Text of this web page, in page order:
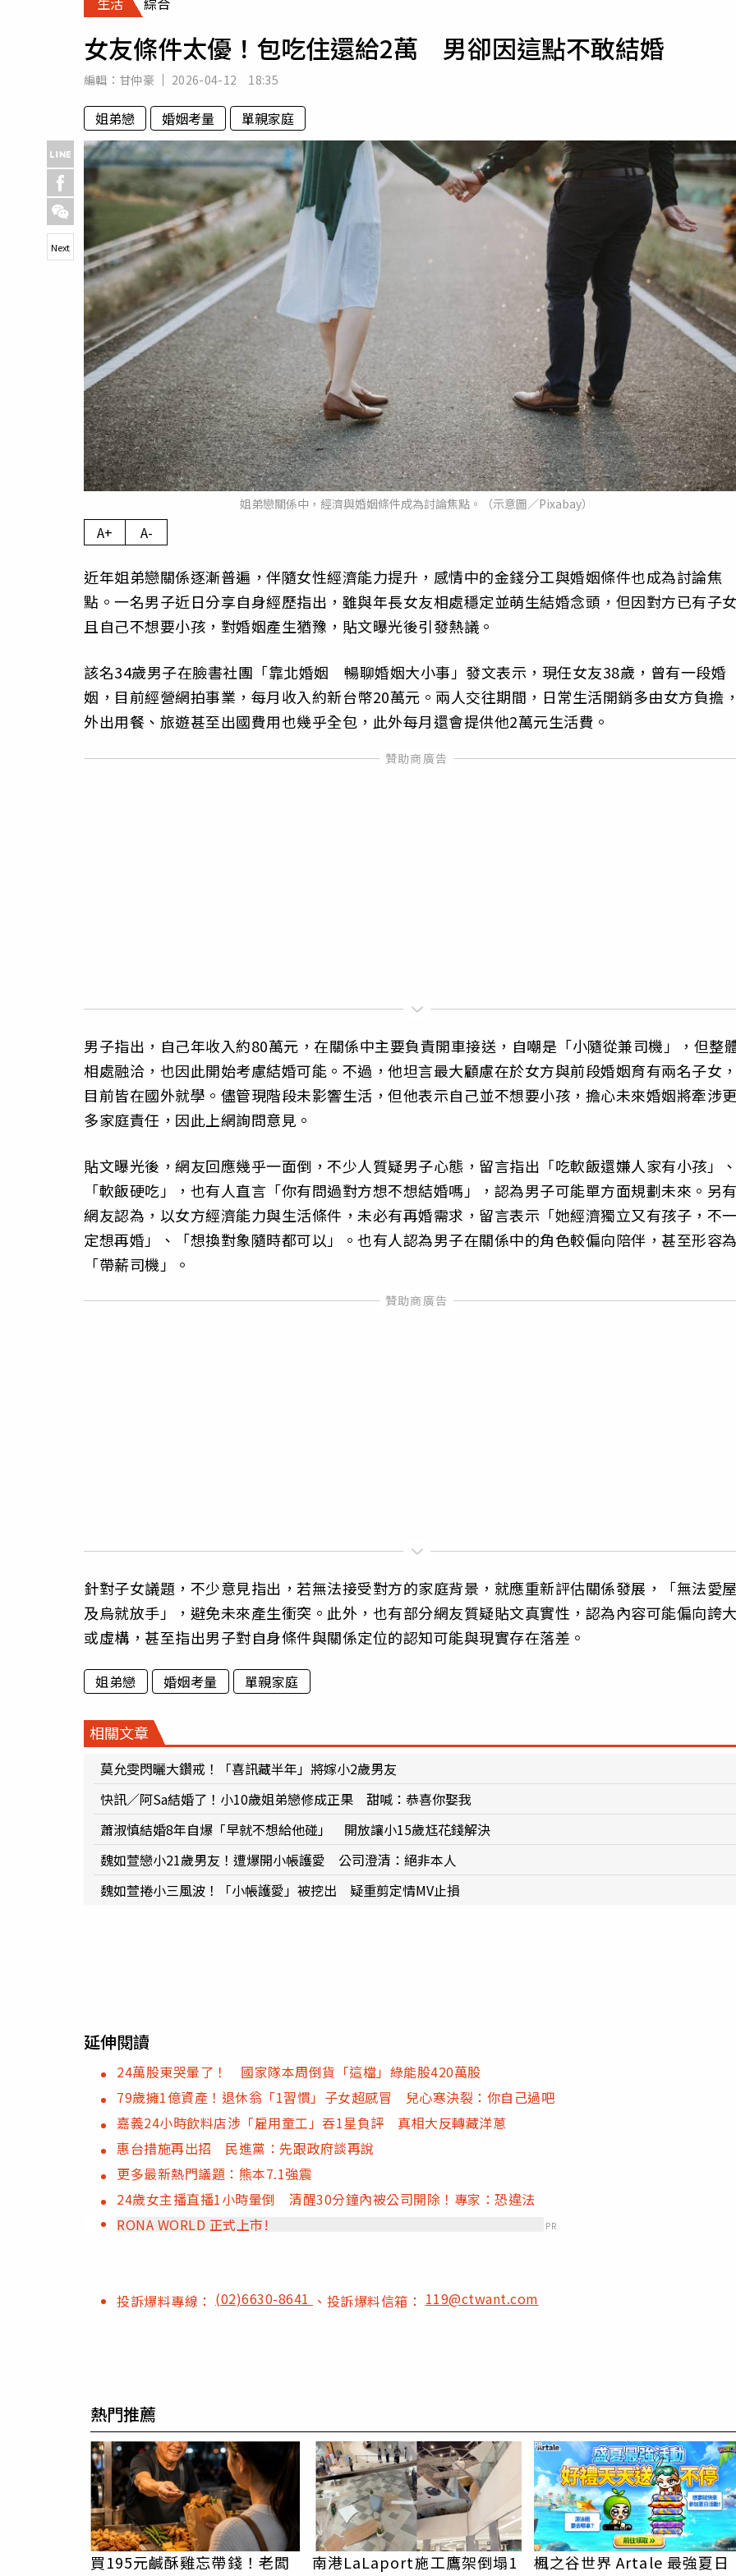
專欄
房產新勢力
運勢
女友條件太優！包吃住還給2萬 男卻因這點不敢結婚
編輯： 甘仲豪 2026-04-12 18:35
姐弟戀 婚姻考量 單親家庭
姐弟戀關係中，經濟與婚姻條件成為討論焦點。（示意圖／Pixabay）
Next
A+ A-
近年姐弟戀關係逐漸普遍，伴隨女性經濟能力提升，感情中的金錢分工與婚姻條件也成為討論焦
點。一名男子近日分享自身經歷指出，雖與年長女友相處穩定並萌生結婚念頭，但因對方已有子
且自己不想要小孩，對婚姻產生猶豫，貼文曝光後引發熱議。
該名34歲男子在臉書社團「靠北婚姻 暢聊婚姻大小事」發文表示，現任女友38歲，曾有一段婚
姻，目前經營網拍事業，每月收入約新台幣20萬元。兩人交往期間，日常生活開銷多由女方負擔
外出用餐、旅遊甚至出國費用也幾乎全包，此外每月還會提供他2萬元生活費。
男子指出，自己年收入約80萬元，在關係中主要負責開車接送，自嘲是「小隨從兼司機」，但整
相處融洽，也因此開始考慮結婚可能。不過，他坦言最大顧慮在於女方與前段婚姻育有兩名子女
目前皆在國外就學。儘管現階段未影響生活，但他表示自己並不想要小孩，擔心未來婚姻將牽涉
多家庭責任，因此上網詢問意見。
貼文曝光後，網友回應幾乎一面倒，不少人質疑男子心態，留言指出「吃軟飯還嫌人家有小孩」
「軟飯硬吃」，也有人直言「你有問過對方想不想結婚嗎」，認為男子可能單方面規劃未來。另
網友認為，以女方經濟能力與生活條件，未必有再婚需求，留言表示「她經濟獨立又有孩子，不
定想再婚」、「想換對象隨時都可以」。也有人認為男子在關係中的角色較偏向陪伴，甚至形容
「帶薪司機」。
針對子女議題，不少意見指出，若無法接受對方的家庭背景，就應重新評估關係發展，「無法愛
及烏就放手」，避免未來產生衝突。此外，也有部分網友質疑貼文真實性，認為內容可能偏向誇
或虛構，甚至指出男子對自身條件與關係定位的認知可能與現實存在落差。
姐弟戀 婚姻考量 單親家庭
相關文章
莫允雯閃曬大鑽戒！「喜訊藏半年」將嫁小2歲男友
快訊／阿Sa結婚了！小10歲姐弟戀修成正果 甜喊：恭喜你娶我
蕭淑慎結婚8年自爆「早就不想給他碰」 開放讓小15歲尪花錢解決
魏如萱戀小21歲男友！遭爆開小帳護愛 公司澄清：絕非本人
魏如萱捲小三風波！「小帳護愛」被挖出 疑重剪定情MV止損
延伸閱讀
24萬股東哭暈了！ 國家隊本周倒貨「這檔」綠能股420萬股
79歲擁1億資產！退休翁「1習慣」子女超感冒 兒心寒決裂：你自己過吧
嘉義24小時飲料店涉「雇用童工」吞1星負評 真相大反轉藏洋蔥
惠台措施再出招 民進黨：先跟政府談再說
更多最新熱門議題：熊本7.1強震
24歲女主播直播1小時暈倒 清醒30分鐘內被公司開除！專家：恐違法
RONA WORLD 正式上市!
PR
投訴爆料專線： (02)6630-8641 、投訴爆料信箱：119@ctwant.com
熱門推薦
買195元鹹酥雞忘帶錢！老闆
南港LaLaport施工鷹架倒塌1
楓之谷世界 Artale 最強夏日
PR